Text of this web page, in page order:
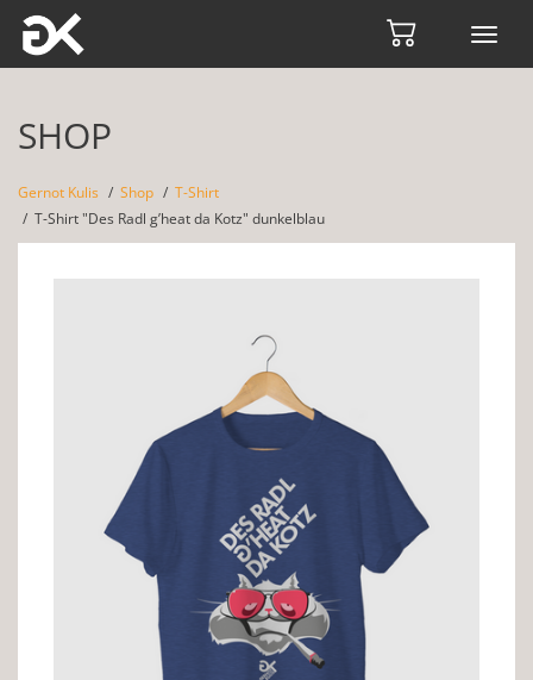
SHOP
Gernot Kulis Shop
T-Shirt
T-Shirt "Des Radl g’heat da Kotz" dunkelblau